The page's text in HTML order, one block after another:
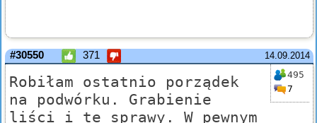
14.09.2014
#30550 371
495
7
Robiłam ostatnio porządek
na podwórku. Grabienie
liści i te sprawy. W pewnym